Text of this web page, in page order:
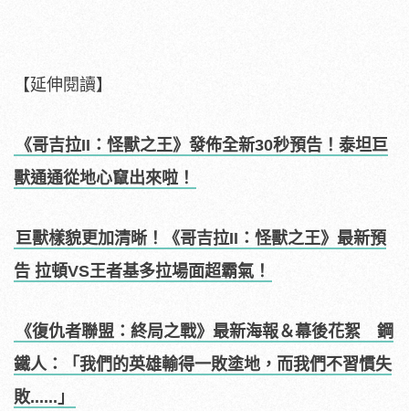
【延伸閱讀】
《哥吉拉II：怪獸之王》發佈全新30秒預告！泰坦巨
獸通通從地心竄出來啦！
巨獸樣貌更加清晰！《哥吉拉II：怪獸之王》最新預
告 拉頓VS王者基多拉場面超霸氣！
《復仇者聯盟：終局之戰》最新海報＆幕後花絮 鋼
鐵人：「我們的英雄輸得一敗塗地，而我們不習慣失
敗......」